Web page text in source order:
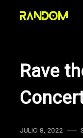
Rave
JULIO 8, 2022